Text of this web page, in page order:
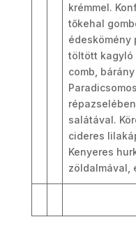
krémmel.
tőkehal
édeskömény
töltött kagyló
comb,
salátával.
cideres
Kenyeres
zöldalmával,